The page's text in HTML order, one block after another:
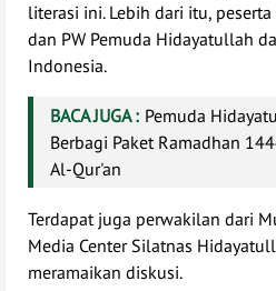
literasi ini. Lebih dari itu,
dan PW Pemuda Hidayatullah
Indonesia.
BACA JUGA : Pemuda
Berbagi Paket Ramadhan
Al-Qur'an
Terdapat juga perwakilan dari
Media Center Silatnas
meramaikan diskusi.